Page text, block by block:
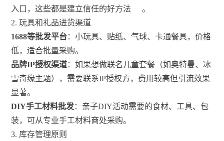
入口，这些都是建立信任的好方法
。
2. 玩具和礼品进货渠道
1688等批发平台：小玩具、贴纸、气球、卡通餐具，价格
低，适合批量采购。
品牌IP授权渠道：如果想做联名儿童套餐（如奥特曼、冰
雪奇缘主题），需要联系IP授权方，费用较高但引流效果
显著。
DIY手工材料批发：亲子DIY活动需要的食材、工具、包
装，可从专业手工材料商处采购。
3. 库存管理原则